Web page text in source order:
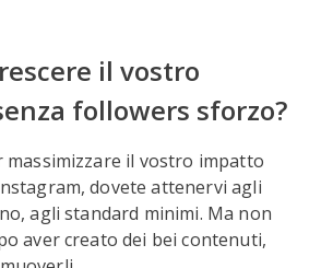
il vostro
followers sforzo?
massimizzare il vostro impatto
dovete attenervi agli
agli standard minimi. Ma non
aver creato dei bei contenuti,